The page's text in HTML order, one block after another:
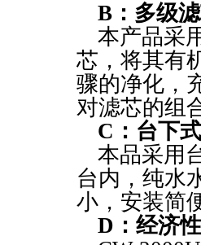
B ：多级
本产品采
芯，将其有
骤的净化，
对滤芯的组
C ：台下
本品采用
台内，纯水
小，安装简
D ：经济性